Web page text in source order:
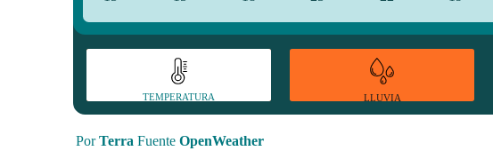
TEMPERATURA LLUVIA
PorTerra Fuente OpenWeather